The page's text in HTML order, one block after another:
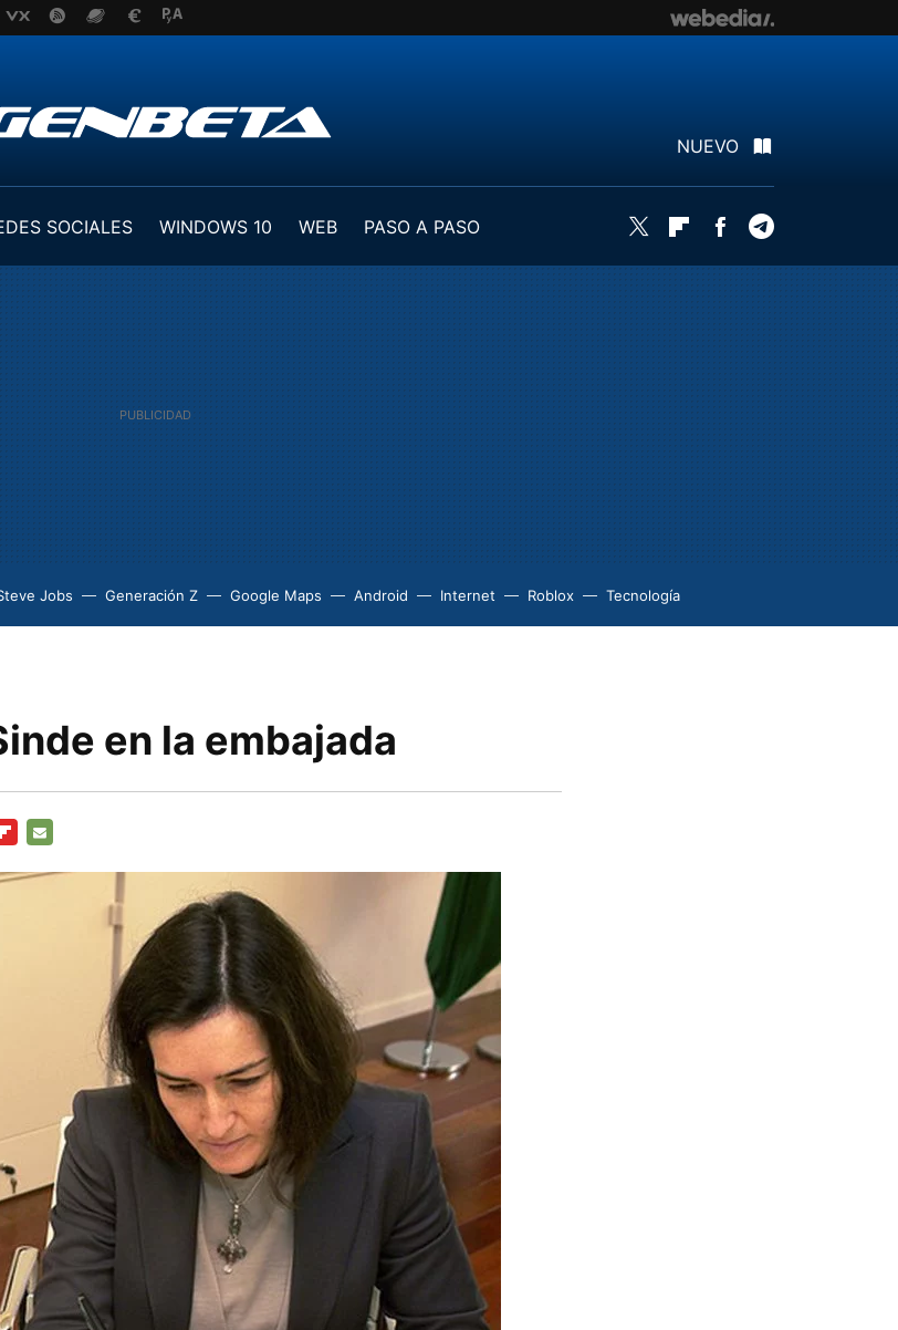
NUEVO
SOCIALES WINDOWS 10 WEB
PASO A PASO
Twitter FlipboardFacebook
Jobs Generación Z Google Maps Android Internet Roblox Tecnología
en la embajada